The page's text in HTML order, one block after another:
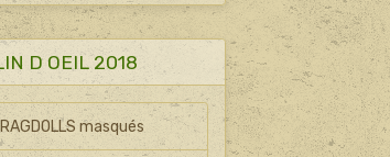
D OEIL 2018
RAGDOLLS masqués